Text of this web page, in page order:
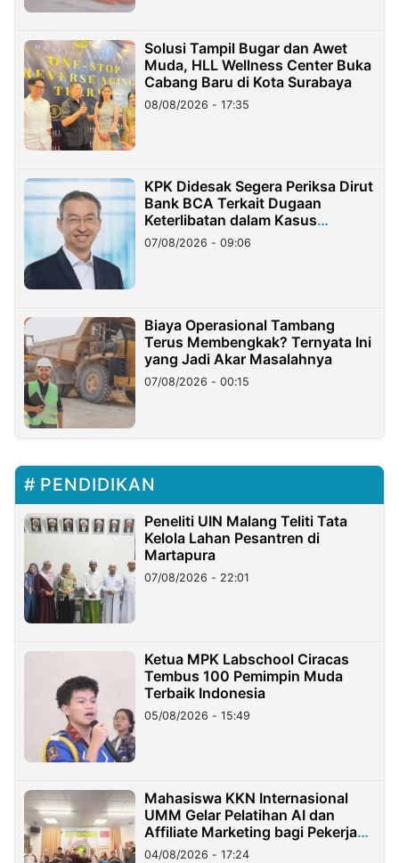
Solusi Tampil Bugar dan Awet
Muda, HLL Wellness Center Buka
Cabang Baru di Kota Surabaya
08/08/2026 - 17:35
KPK Didesak Segera Periksa Dirut
Bank BCA Terkait Dugaan
Keterlibatan dalam Kasus
Hilangnya Dana Nasabah Rp2,58
Miliar
07/08/2026 - 09:06
Biaya Operasional Tambang
Terus Membengkak? Ternyata Ini
yang Jadi Akar Masalahnya
07/08/2026 - 00:15
PENDIDIKAN
Peneliti UIN Malang Teliti Tata
Kelola Lahan Pesantren di
Martapura
07/08/2026 - 22:01
Ketua MPK Labschool Ciracas
Tembus 100 Pemimpin Muda
Terbaik Indonesia
05/08/2026 - 15:49
Mahasiswa KKN Internasional
UMM Gelar Pelatihan AI dan
Affiliate Marketing bagi Pekerja
Migran Indonesia di Taiwan
04/08/2026 - 17:24